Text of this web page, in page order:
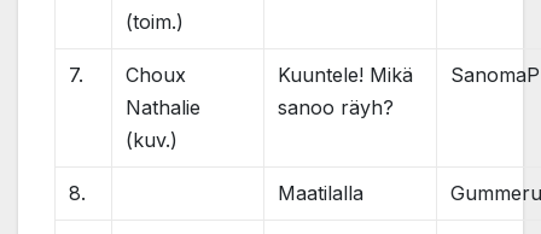
(toim.)
7.
Choux
Nathalie
(kuv.)
Kuuntele! Mikä
sanoo räyh?
8. Maatilalla